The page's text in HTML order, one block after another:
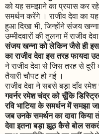
को यह समझाने का प्रयास कर
समर्थन करेंगे । राजीव देवा का
हुआ दिखा भी, जिन्होंने संजय
उम्मीदवारों की तुलना में राजीव
संजय खन्ना को लेकिन जैसे ही इस
का राजीव देवा इस तरह फायदा
ने राजीव देवा से जिस तरह से
तैयारी चौपट हो गई ।
राजीव देवा ने सबसे बड़ा दाँव
गवर्नर रमेश चंद्र को चूँकि
रवि भाटिया के समर्थन में समझा
जब उनके समर्थन का दावा किया
देवा इतना बड़ा झूठ कैसे बोल